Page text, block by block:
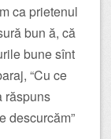
ca prietenul
bun ă, că
bune sînt
“Cu ce
răspuns
descurcăm”